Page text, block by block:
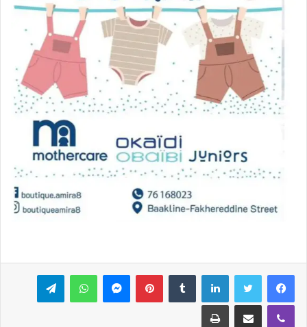
فيسبوك تويتر لينكدإن بينتيريستماسنجر واتساب تيلقرام
ڤايبر مشاركة عبر البريد طباعة